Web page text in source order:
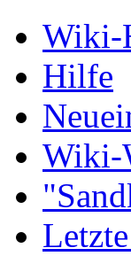
Wiki-
Hilfe
Wiki-